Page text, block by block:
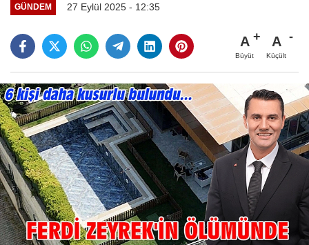
GÜNDEM 27 Eylül 2025 - 12:35
A
Büyüt
A
Küçült